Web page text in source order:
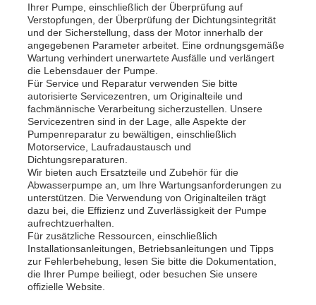
Ihrer Pumpe, einschließlich der Überprüfung auf
Verstopfungen, der Überprüfung der Dichtungsintegrität
und der Sicherstellung, dass der Motor innerhalb der
angegebenen Parameter arbeitet. Eine ordnungsgemäße
Wartung verhindert unerwartete Ausfälle und verlängert
die Lebensdauer der Pumpe.
Für Service und Reparatur verwenden Sie bitte
autorisierte Servicezentren, um Originalteile und
fachmännische Verarbeitung sicherzustellen. Unsere
Servicezentren sind in der Lage, alle Aspekte der
Pumpenreparatur zu bewältigen, einschließlich
Motorservice, Laufradaustausch und
Dichtungsreparaturen.
Wir bieten auch Ersatzteile und Zubehör für die
Abwasserpumpe an, um Ihre Wartungsanforderungen zu
unterstützen. Die Verwendung von Originalteilen trägt
dazu bei, die Effizienz und Zuverlässigkeit der Pumpe
aufrechtzuerhalten.
Für zusätzliche Ressourcen, einschließlich
Installationsanleitungen, Betriebsanleitungen und Tipps
zur Fehlerbehebung, lesen Sie bitte die Dokumentation,
die Ihrer Pumpe beiliegt, oder besuchen Sie unsere
offizielle Website.